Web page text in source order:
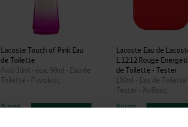
Lacoste Touch of Pink Eau
de Toilette
Από 30ml - έως 90ml - Eau de
Toilette - Γυναίκες
Άμεσα
Lacoste Eau de
L.12.12 Rouge
de Toilette - Tester
100ml - Eau de Toilette
Tester - Άνδρες
Άμεσα